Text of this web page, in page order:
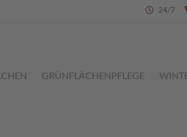
24/7
GRÜNFLÄCHENPFLEGE